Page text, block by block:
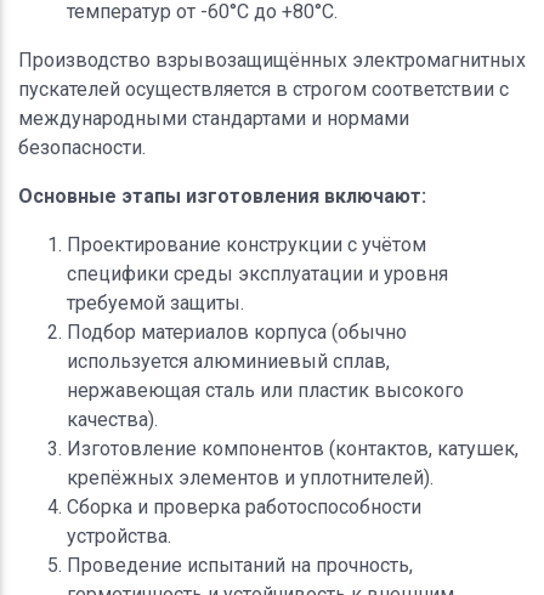
температур от -60°C до +80°C.
Производство взрывозащищённых электромагнитных
пускателей осуществляется в строгом соответствии с
международными стандартами и нормами
безопасности.
Основные этапы изготовления включают:
Проектирование конструкции с учётом
специфики среды эксплуатации и уровня
требуемой защиты.
Подбор материалов корпуса (обычно
используется алюминиевый сплав,
нержавеющая сталь или пластик высокого
качества).
Изготовление компонентов (контактов, катушек,
крепёжных элементов и уплотнителей).
Сборка и проверка работоспособности
устройства.
Проведение испытаний на прочность,